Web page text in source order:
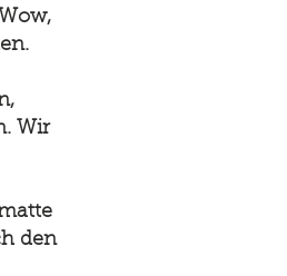
Wir
den